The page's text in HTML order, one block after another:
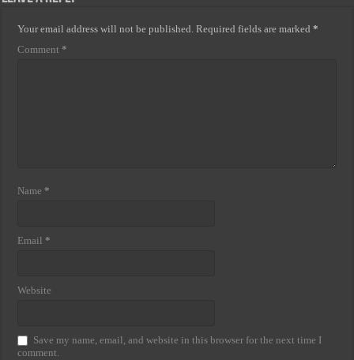
Your email address will not be published. Required fields are marked*
Comment *
Name *
Email *
Website
Save my name, email, and website in this browser for the next time I
comment.